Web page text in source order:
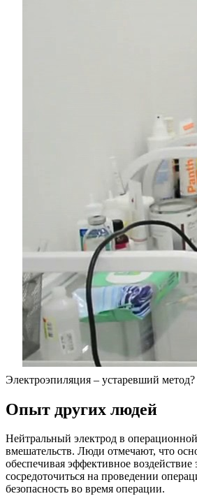
Электроэпиляция – устаревший
Опыт других людей
Нейтральный электрод в
вмешательств. Люди отмечают, что
обеспечивая эффективное
сосредоточиться на проведении
безопасность во время операции.